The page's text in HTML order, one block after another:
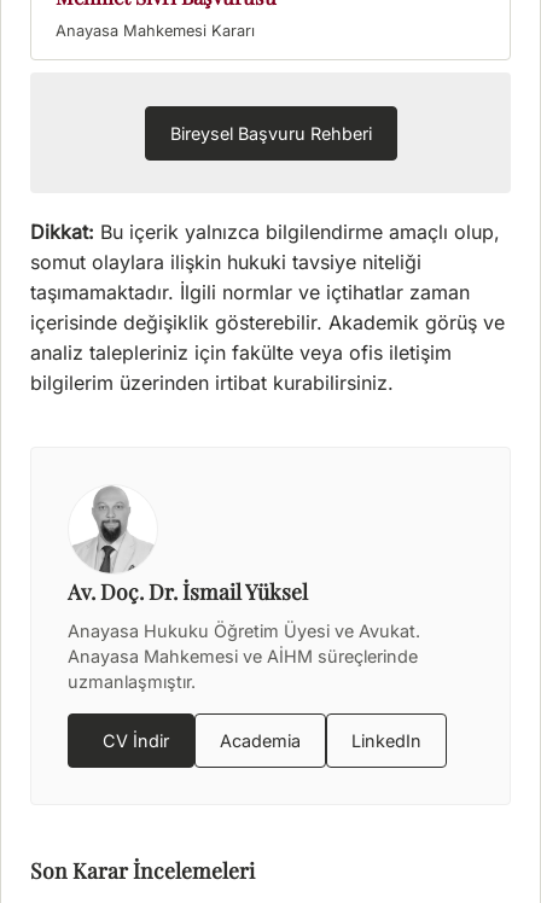
Bireysel Başvuru Rehberi
Dikkat: Bu içerik yalnızca bilgilendirme amaçlı olup,
somut olaylara ilişkin hukuki tavsiye niteliği
taşımamaktadır. İlgili normlar ve içtihatlar zaman
içerisinde değişiklik gösterebilir. Akademik görüş ve
analiz talepleriniz için fakülte veya ofis iletişim
bilgilerim üzerinden irtibat kurabilirsiniz.
Av. Doç. Dr. İsmail Yüksel
Anayasa Hukuku Öğretim Üyesi ve Avukat.
Anayasa Mahkemesi ve AİHM süreçlerinde
uzmanlaşmıştır.
CV İndir Academia LinkedIn
Son Karar İncelemeleri